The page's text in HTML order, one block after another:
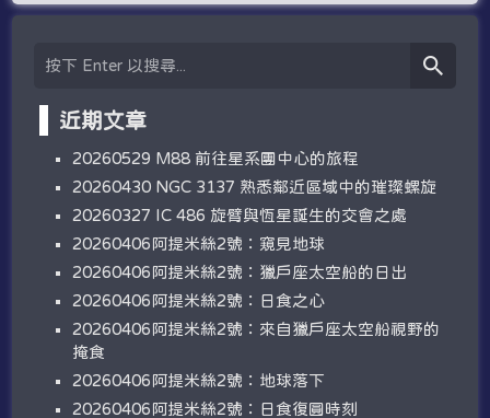
近期文章
20260529 M88 前往星系團中心的旅程
20260430 NGC 3137 熟悉鄰近區域中的璀璨螺旋
20260327 IC 486 旋臂與恆星誕生的交會之處
20260406阿提米絲2號：窺見地球
20260406阿提米絲2號：獵戶座太空船的日出
20260406阿提米絲2號：日食之心
20260406阿提米絲2號：來自獵戶座太空船視野的
掩食
20260406阿提米絲2號：地球落下
20260406阿提米絲2號：日食復圓時刻